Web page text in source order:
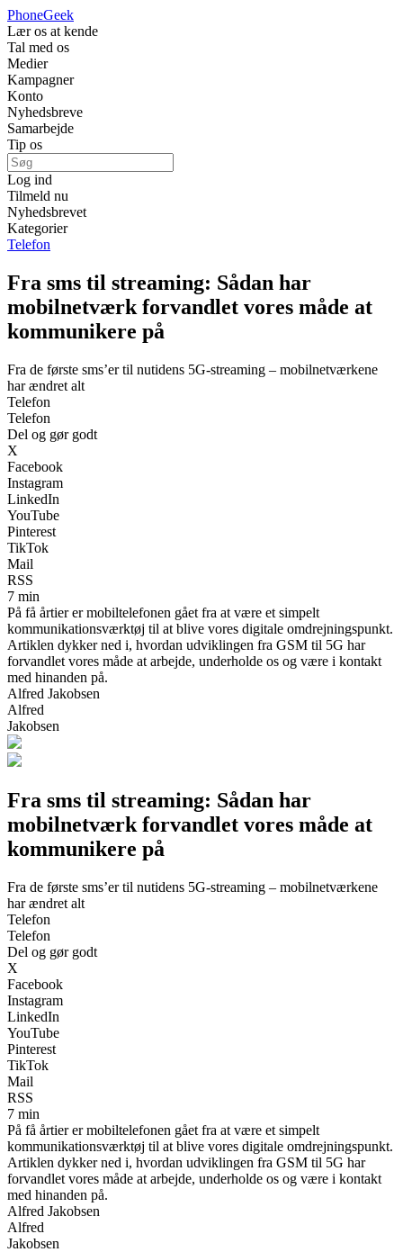
PhoneGeek
Lær os at kende
Tal med os
Medier
Kampagner
Konto
Nyhedsbreve
Samarbejde
Tip os
Log ind
Tilmeld nu
Nyhedsbrevet
Kategorier
Telefon
Fra sms til streaming: Sådan har
mobilnetværk forvandlet vores måde at
kommunikere på
Fra de første sms’er til nutidens 5G-streaming – mobilnetværkene
har ændret alt
Telefon
Telefon
Del og gør godt
X
Facebook
Instagram
LinkedIn
YouTube
Pinterest
TikTok
Mail
RSS
7 min
På få årtier er mobiltelefonen gået fra at være et simpelt
kommunikationsværktøj til at blive vores digitale omdrejningspunkt.
Artiklen dykker ned i, hvordan udviklingen fra GSM til 5G har
forvandlet vores måde at arbejde, underholde os og være i kontakt
med hinanden på.
Alfred Jakobsen
Alfred
Jakobsen
Fra sms til streaming: Sådan har
mobilnetværk forvandlet vores måde at
kommunikere på
Fra de første sms’er til nutidens 5G-streaming – mobilnetværkene
har ændret alt
Telefon
Telefon
Del og gør godt
X
Facebook
Instagram
LinkedIn
YouTube
Pinterest
TikTok
Mail
RSS
7 min
På få årtier er mobiltelefonen gået fra at være et simpelt
kommunikationsværktøj til at blive vores digitale omdrejningspunkt.
Artiklen dykker ned i, hvordan udviklingen fra GSM til 5G har
forvandlet vores måde at arbejde, underholde os og være i kontakt
med hinanden på.
Alfred Jakobsen
Alfred
Jakobsen